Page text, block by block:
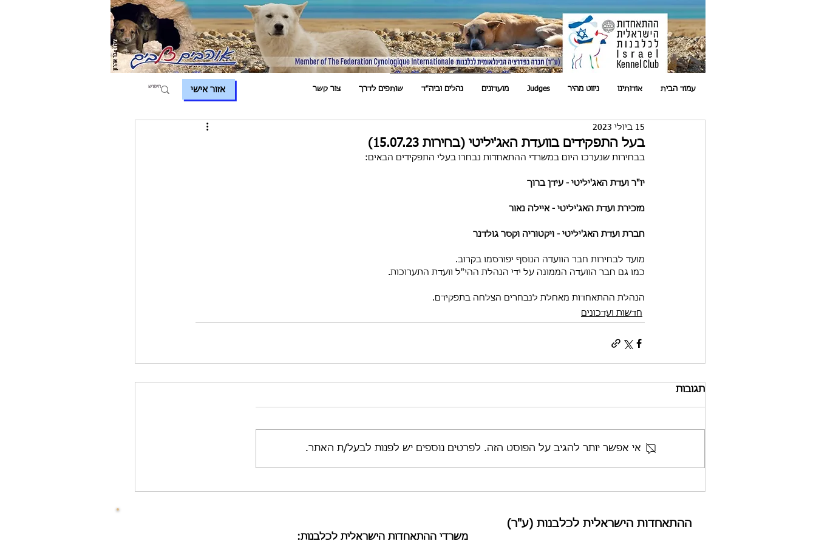
אזור אישי עמוד הבית אודותינו ניווט מהיר Judges מועדונים נהלים וביה"ד שותפים לדרך צור קשר
בעל התפקידים בוועדת האג'יליטי (בחירות 15.07.23)
15 ביולי 2023
בבחירות שנערכו היום במשרדי ההתאחדות נבחרו בעלי התפקידים הבאים:
יו"ר ועדת האג'יליטי - עידן ברוך
מזכירת ועדת האג'יליטי - איילה נאור
חברת ועדת האג'יליטי - ויקטוריה וקסר גולדנר
מועד לבחירות חבר הוועדה הנוסף יפורסמו בקרוב.
כמו גם חבר הוועדה הממונה על ידי הנהלת ההי"ל וועדת התערוכות.
הנהלת ההתאחדות מאחלת לנבחרים הצלחה בתפקידם.
חדשות ועדכונים
תגובות
אי אפשר יותר להגיב על הפוסט הזה. לפרטים נוספים יש לפנות לבעל/ת האתר.
​משרדי ההתאחדות הישראלית לכלבנות:
ההתאחדות הישראלית לכלבנות (ע"ר)